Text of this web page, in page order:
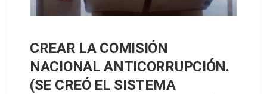
CREAR LA COMISIÓN
NACIONAL ANTICORRUPCIÓN.
(SE CREÓ EL SISTEMA